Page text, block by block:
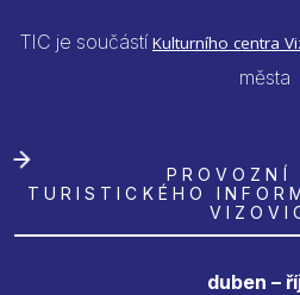
TIC je součástí Kulturního centra
města
PROVOZNÍ
TURISTICKÉHO
duben –